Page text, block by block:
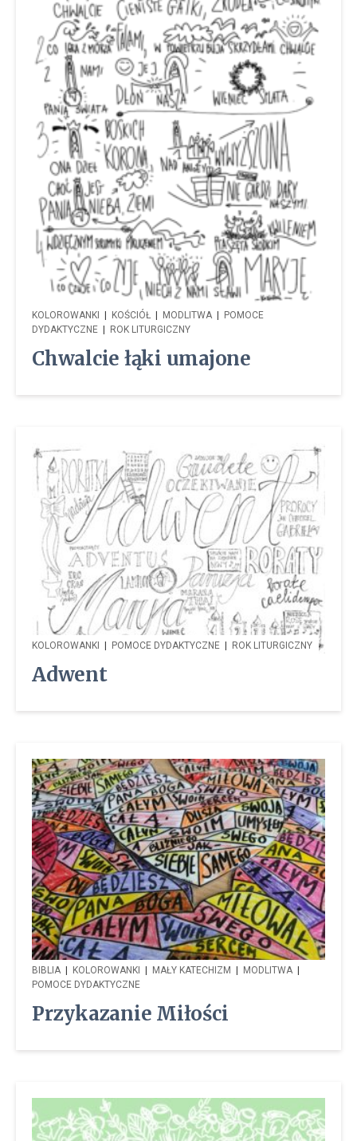
KOLOROWANKI KOŚCIÓŁ MODLITWA
POMOCE
DYDAKTYCZNE
ROK LITURGICZNY
Chwalcie łąki umajone
KOLOROWANKI | POMOCE DYDAKTYCZNE | ROK LITURGICZNY
Adwent
BIBLIA | KOLOROWANKI | MAŁY KATECHIZM | MODLITWA |
POMOCE DYDAKTYCZNE
Przykazanie Miłości